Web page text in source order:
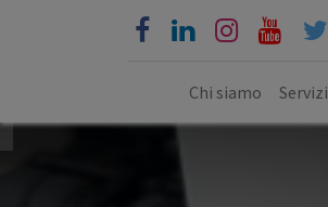
Chi siamo Servizi